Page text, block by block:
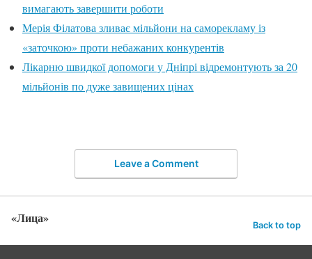
вимагають завершити роботи
Мерія Філатова зливає мільйони на саморекламу із
«заточкою» проти небажаних конкурентів
Лікарню швидкої допомоги у Дніпрі відремонтують за 20
мільйонів по дуже завищених цінах
Leave a Comment
«Лица» Back to top